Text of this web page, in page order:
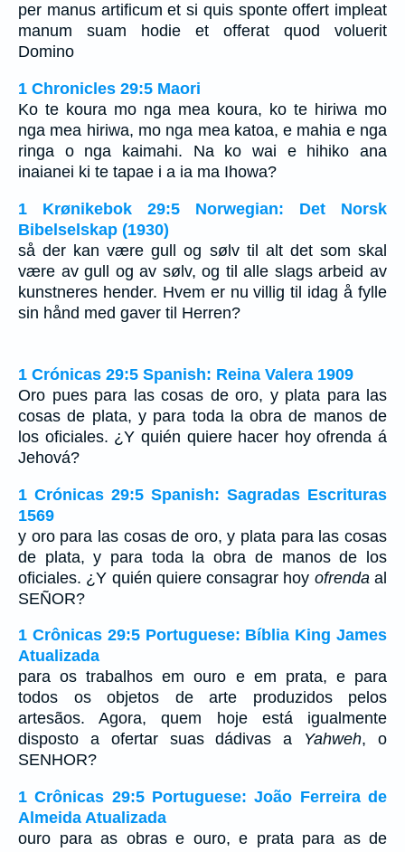
per manus artificum et si quis sponte offert impleat
manum suam hodie et offerat quod voluerit
Domino
1 Chronicles 29:5 Maori
Ko te koura mo nga mea koura, ko te hiriwa mo
nga mea hiriwa, mo nga mea katoa, e mahia e nga
ringa o nga kaimahi. Na ko wai e hihiko ana
inaianei ki te tapae i a ia ma Ihowa?
1 Krønikebok 29:5 Norwegian: Det Norsk
Bibelselskap (1930)
så der kan være gull og sølv til alt det som skal
være av gull og av sølv, og til alle slags arbeid av
kunstneres hender. Hvem er nu villig til idag å fylle
sin hånd med gaver til Herren?
1 Crónicas 29:5 Spanish: Reina Valera 1909
Oro pues para las cosas de oro, y plata para las
cosas de plata, y para toda la obra de manos de
los oficiales. ¿Y quién quiere hacer hoy ofrenda á
Jehová?
1 Crónicas 29:5 Spanish: Sagradas Escrituras
1569
y oro para las cosas de oro, y plata para las cosas
de plata, y para toda la obra de manos de los
oficiales. ¿Y quién quiere consagrar hoy ofrenda al
SEÑOR?
1 Crônicas 29:5 Portuguese: Bíblia King James
Atualizada
para os trabalhos em ouro e em prata, e para
todos os objetos de arte produzidos pelos
artesãos. Agora, quem hoje está igualmente
disposto a ofertar suas dádivas a Yahweh, o
SENHOR?
1 Crônicas 29:5 Portuguese: João Ferreira de
Almeida Atualizada
ouro para as obras e ouro, e prata para as de